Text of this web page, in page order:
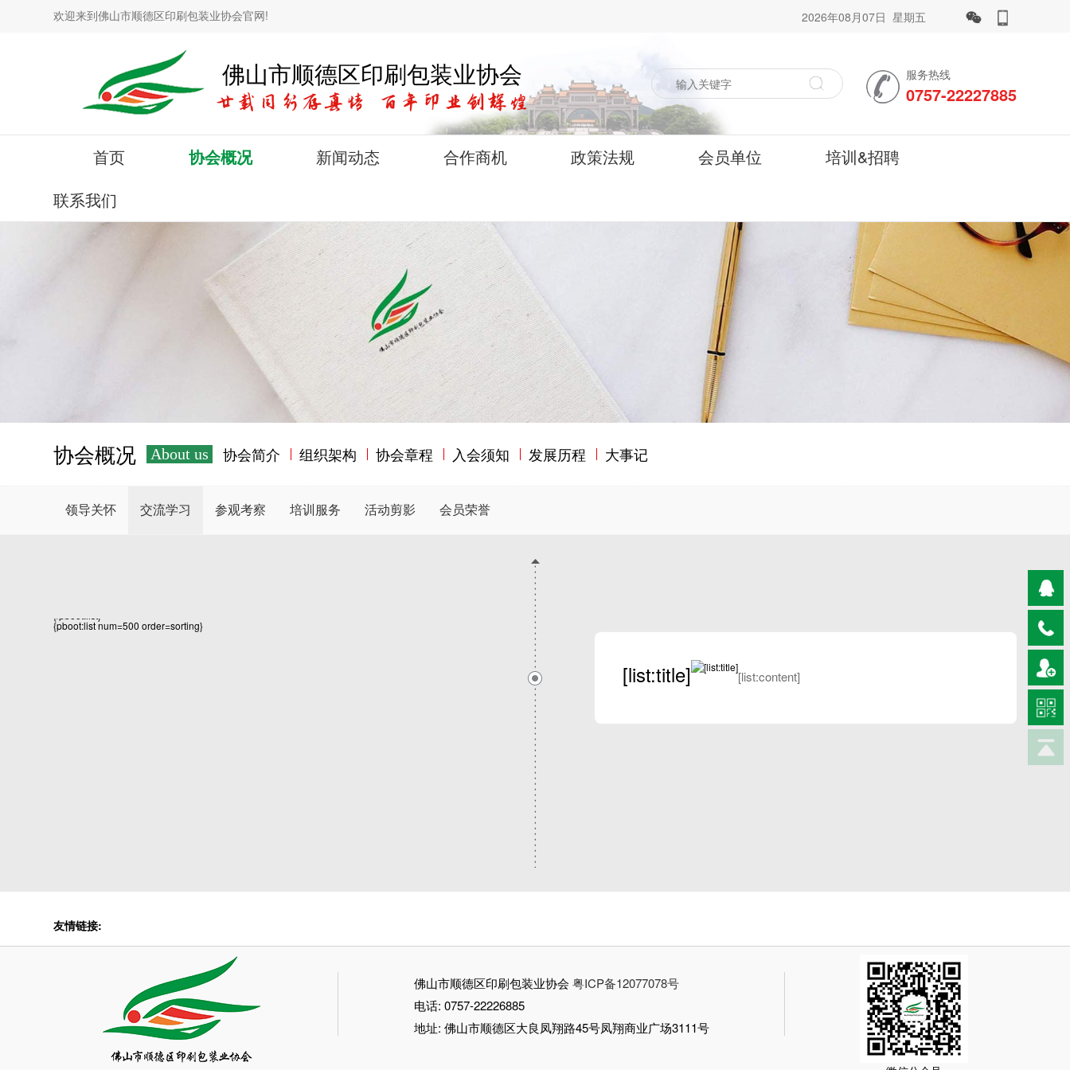
欢迎来到佛山市顺德区印刷包装业协会官网! 2026年08月07日 星期五
佛山市顺德区印刷包装业协会 服务热线
0757-22227885
首页 协会概况 新闻动态 合作商机 政策法规 会员单位
培训&招聘
联系我们
协会概况 About us 协会简介 组织架构 协会章程 入会须知 发展历程 大事记
领导关怀 交流学习 参观考察 培训服务 活动剪影 会员荣誉
{pboot:list num=500 order=sorting}
[list:title] [list:content]
友情链接:
佛山市顺德区印刷包装业协会 粤ICP备12077078号
电话: 0757-22226885
地址: 佛山市顺德区大良凤翔路45号凤翔商业广场3111号